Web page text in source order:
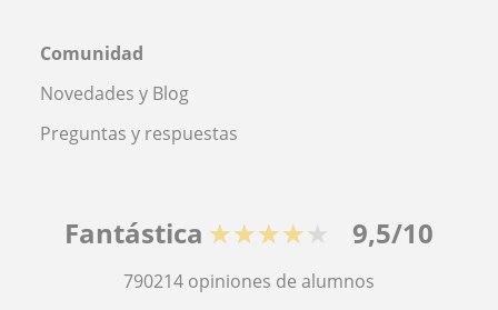
Comunidad
Novedades y Blog
Preguntas y respuestas
Fantástica ★★★★★ 9,5/10
790214 opiniones de alumnos